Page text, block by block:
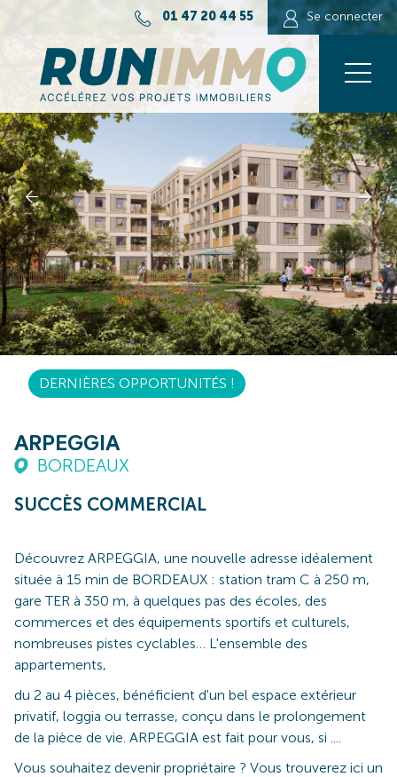
01 47 20 44 55 Se connecter
DERNIÈRES OPPORTUNITÉS !
ARPEGGIA
BORDEAUX
SUCCÈS COMMERCIAL
Découvrez ARPEGGIA, une nouvelle adresse idéalement
située à 15 min de BORDEAUX : station tram C à 250 m,
gare TER à 350 m, à quelques pas des écoles, des
commerces et des équipements sportifs et culturels,
nombreuses pistes cyclables… L'ensemble des
appartements,
du 2 au 4 pièces, bénéficient d'un bel espace extérieur
privatif, loggia ou terrasse, conçu dans le prolongement
de la pièce de vie. ARPEGGIA est fait pour vous, si ....
Vous souhaitez devenir propriétaire ? Vous trouverez ici un